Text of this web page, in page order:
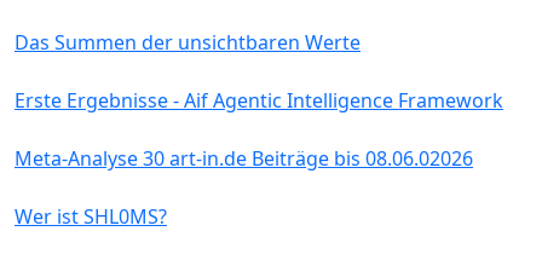
Das Summen der unsichtbaren Werte
Erste Ergebnisse - Aif Agentic Intelligence Framework
Meta-Analyse 30 art-in.de Beiträge bis 08.06.02026
Wer ist SHL0MS?